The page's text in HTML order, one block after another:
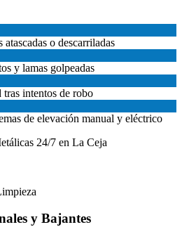
o descarriladas
y lamas golpeadas
intentos de robo
de elevación manual y eléctrico
y Bajantes